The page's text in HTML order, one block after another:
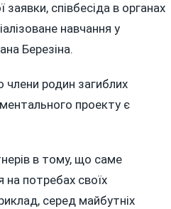
співбесіда в органах
навчання у
Березіна.
члени родин загиблих
проекту є
в тому, що саме
на потребах своїх
серед майбутніх